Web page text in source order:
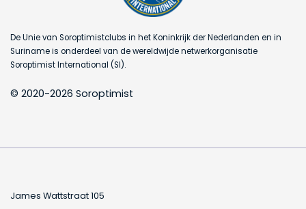
De Unie van Soroptimistclubs in het Koninkrijk der Nederlanden en in
Suriname is onderdeel van de wereldwijde netwerkorganisatie
Soroptimist International (SI).
© 2020-2026 Soroptimist
James Wattstraat 105